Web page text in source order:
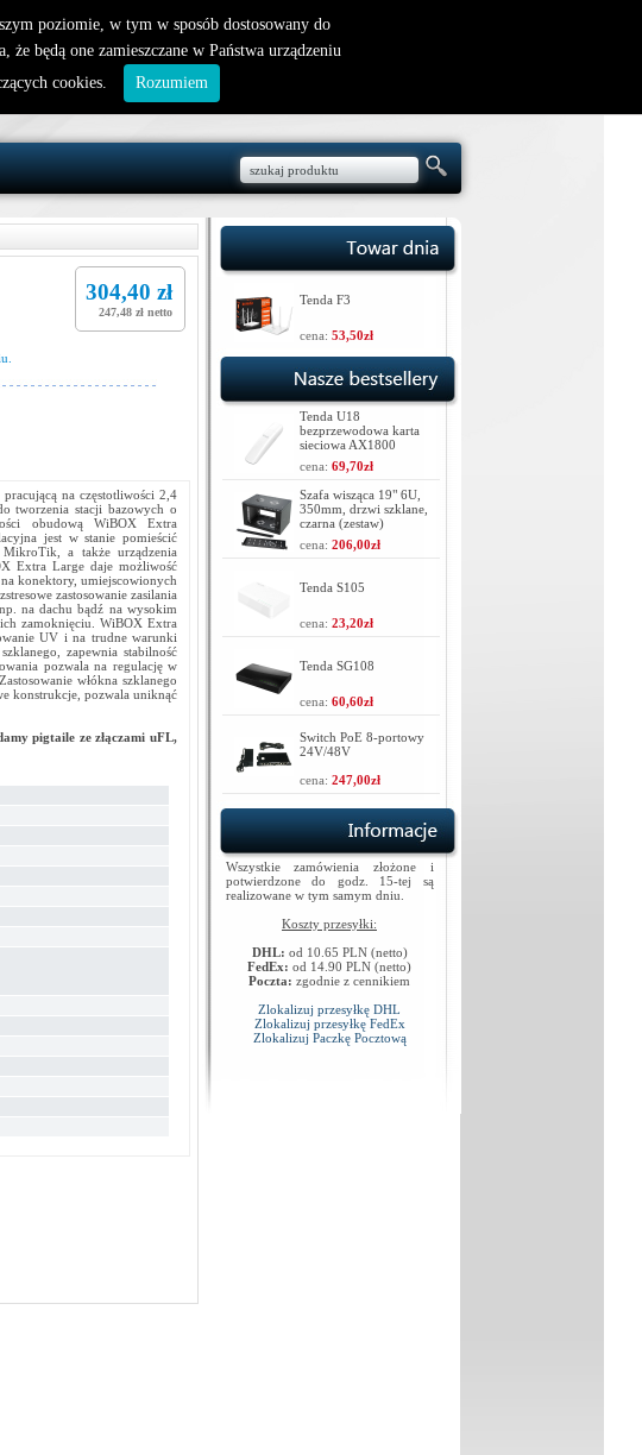
nowy klient
0 produktów(y)
304,40 zł
247,48 zł netto
na częstotliwości 2,4
tworzenia stacji bazowych o
obudową WiBOX Extra
jest w stanie pomieścić
MikroTik, a także urządzenia
Extra Large daje możliwość
konektory, umiejscowionych
zastosowanie zasilania
na dachu bądź na wysokim
zamoknięciu. WiBOX Extra
UV i na trudne warunki
zapewnia stabilność
pozwala na regulację w
włókna szklanego
konstrukcje, pozwala uniknąć
pigtaile ze złączami uFL,
Tenda F3
cena: 53,50zł
Tenda U18
bezprzewodowa karta
sieciowa AX1800
cena: 69,70zł
Szafa wisząca 19" 6U,
350mm, drzwi szklane,
czarna (zestaw)
cena: 206,00zł
Tenda S105
cena: 23,20zł
Tenda SG108
cena: 60,60zł
Switch PoE 8-portowy
24V/48V
cena: 247,00zł
Wszystkie zamówienia złożone i
potwierdzone do godz. 15-tej są
realizowane w tym samym dniu.
Koszty przesyłki:
DHL: od 10.65 PLN (netto)
FedEx: od 14.90 PLN (netto)
Poczta: zgodnie z cennikiem
Zlokalizuj przesyłkę DHL
Zlokalizuj przesyłkę FedEx
Zlokalizuj Paczkę Pocztową
poziomie, w tym w sposób dostosowany do
będą one zamieszczane w Państwa urządzeniu
cookies.
Rozumiem